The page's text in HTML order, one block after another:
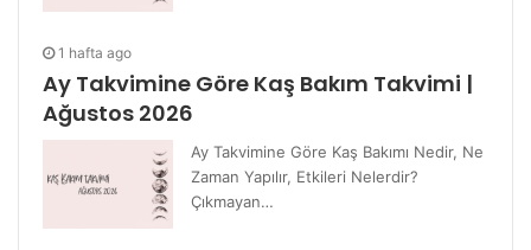
1 hafta ago
Ay Takvimine Göre Kaş Bakım Takvimi |
Ağustos 2026
Ay Takvimine Göre Kaş Bakımı Nedir, Ne
Zaman Yapılır, Etkileri Nelerdir?
Çıkmayan…